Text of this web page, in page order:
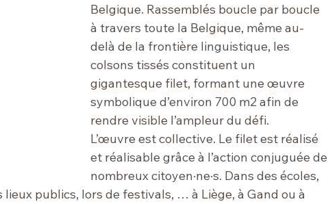
Belgique. Rassemblés boucle par boucle
à travers toute la Belgique, même au-
delà de la frontière linguistique, les
colsons tissés constituent un
gigantesque filet, formant une œuvre
symbolique d’environ 700 m2 afin de
rendre visible l’ampleur du défi.
L’œuvre est collective. Le filet est réalisé
et réalisable grâce à l’action conjuguée de
nombreux citoyen·ne·s. Dans des écoles,
lieux publics, lors de festivals, … à Liège, à Gand ou à